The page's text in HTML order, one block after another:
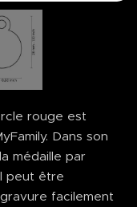
rouge est
Dans son
médaille par
peut être
facilement